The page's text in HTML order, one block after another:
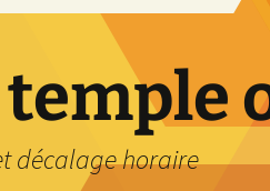
décalage horaire